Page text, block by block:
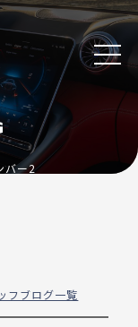
バー2
フブログ一覧